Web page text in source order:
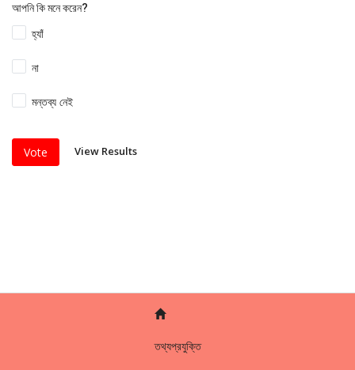
আপনি কি মনে করেন?
হ্যাঁ
না
মন্তব্য নেই
Vote View Results
তথ্যপ্রযুক্তি